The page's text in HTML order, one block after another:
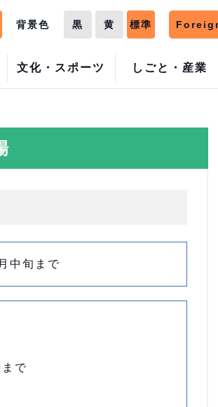
文化・スポーツ しごと・産業
背景色 黒 黄 標準
中旬まで
で